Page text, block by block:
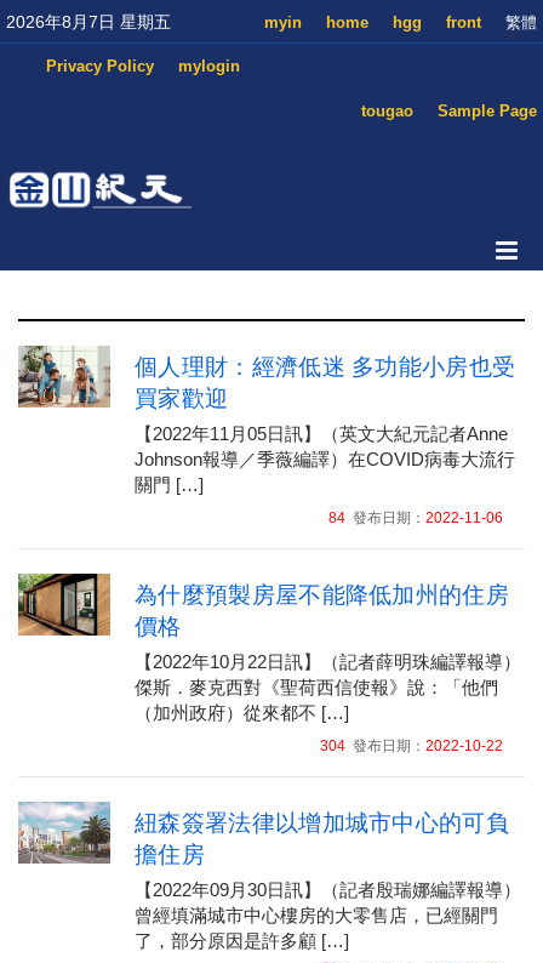
2026年8月7日 星期五 繁體
front
hgg
home
myin
mylogin
Privacy Policy
Sample Page
tougao
個人理財：經濟低迷 多功能小房也受
買家歡迎
【2022年11月05日訊】（英文大紀元記者Anne
Johnson報導／季薇編譯）在COVID病毒大流行
關門 […]
84發布日期： 2022-11-06
為什麼預製房屋不能降低加州的住房
價格
【2022年10月22日訊】（記者薛明珠編譯報導）
傑斯．麥克西對《聖荷西信使報》說：「他們
（加州政府）從來都不 […]
304發布日期： 2022-10-22
紐森簽署法律以增加城市中心的可負
擔住房
【2022年09月30日訊】（記者殷瑞娜編譯報導）
曾經填滿城市中心樓房的大零售店，已經關門
了，部分原因是許多顧 […]